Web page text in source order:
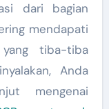
dari bagian
mendapati
tiba-tiba
Anda
mengenai